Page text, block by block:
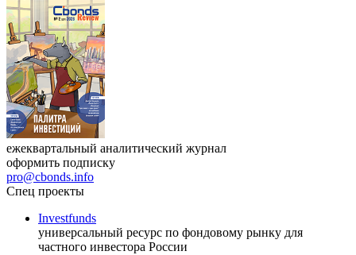
ежеквартальный аналитический журнал
оформить подписку
pro@cbonds.info
Спец проекты
Investfunds
универсальный ресурс по фондовому рынку для
частного инвестора России